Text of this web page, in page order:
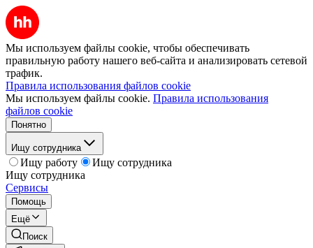
Мы используем файлы cookie, чтобы обеспечивать
правильную работу нашего веб-сайта и анализировать сетевой
трафик.
Правила использования файлов cookie
Мы используем файлы cookie. Правила использования
файлов cookie
Понятно
Ищу сотрудника
Ищу работу
Ищу сотрудника
Ищу сотрудника
Сервисы
Помощь
Ещё
Поиск